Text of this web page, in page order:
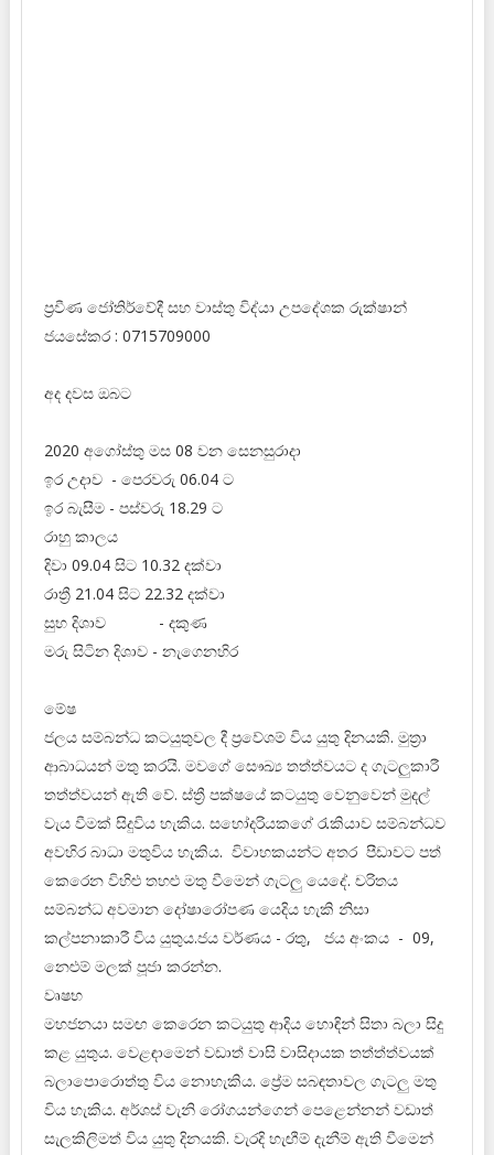
ප්‍රවීණ ජෝතිර්වේදී සහ වාස්තු විද්‍‍යා උපදේශක රුක්ෂාන්
ජයසේකර : 0715709000
අද දවස ඔබට
2020 අගෝස්තු මස 08 වන සෙනසුරාදා
ඉර උදාව - පෙරවරු 06.04 ට
ඉර බැසීම - පස්වරු 18.29 ට
රාහු කාලය
දිවා 09.04 සිට 10.32 දක්වා
රාත්‍රී 21.04 සිට 22.32 දක්වා
සුභ දිශාව - දකුණ
මරු සිටින දිශාව - නැගෙනහිර
මේෂ
ජලය සම්බන්ධ කටයුතුවල දී ප්‍රවේශම් විය යුතු දිනයකි. මුත්‍රා
ආබාධයන් මතු කරයි. මවගේ සෞඛ්‍ය තත්ත්වයට ද ගැටලුකාරී
තත්ත්වයන් ඇති වේ. ස්ත්‍රී පක්ෂයේ කටයුතු වෙනුවෙන් මුදල්
වැය වීමක් සිදුවිය හැකිය. සහෝදරියකගේ රැකියාව සම්බන්ධව
අවහිර බාධා මතුවිය හැකිය. විවාහකයන්ට අතර පීඩාවට පත්
කෙරෙන විහිළු තහළු මතු වීමෙන් ගැටලු යෙදේ. චරිතය
සම්බන්ධ අවමාන දෝෂාරෝපණ යෙදිය හැකි නිසා
කල්පනාකාරී විය යුතුය.ජය වර්ණය - රතු, ජය අංකය - 09,
නෙළුම් මලක් පූජා කරන්න.
වෘෂභ
මහජනයා සමඟ කෙරෙන කටයුතු ආදිය හොඳින් සිතා බලා සිදු
කළ යුතුය. වෙළඳාමෙන් වඩාත් වාසි වාසිදායක තත්ත්ත්වයක්
බලාපොරොත්තු විය නොහැකිය. ප්‍රේම සබඳතාවල ගැටලු මතු
විය හැකිය. අර්ශස් වැනි රෝගයන්ගෙන් පෙළෙන්නන් වඩාත්
සැලකිලිමත් විය යුතු දිනයකි. වැරදි හැඟීම් දැනීම් ඇති වීමෙන්